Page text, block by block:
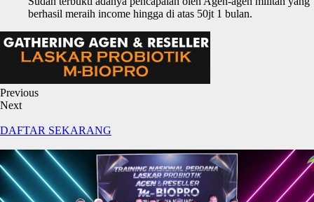
berhasil meraih income hingga di atas 50jt 1 bulan.
Previous
Next
DAFTAR SEKARANG